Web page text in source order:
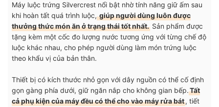
Máy luộc trứng Silvercrest nổi bật nhờ tính năng giữ ấm sau
khi hoàn tất quá trình luộc,giúp người dùng luôn được
thưởng thức món ăn ở trạng thái tốt nhất. Sản phẩm được
tặng kèm một cốc đo lượng nước tương ứng với từng chế độ
luộc khác nhau, cho phép người dùng làm món trứng luộc
theo khẩu vị của bản thân.
Thiết bị có kích thước nhỏ gọn với dây nguồn có thể cố định
gọn gàng phía dưới, giữ ngăn nắp cho không gian bếp.Tất
cả phụ kiện của máy đều có thể cho vào máy rửa bát, tiết